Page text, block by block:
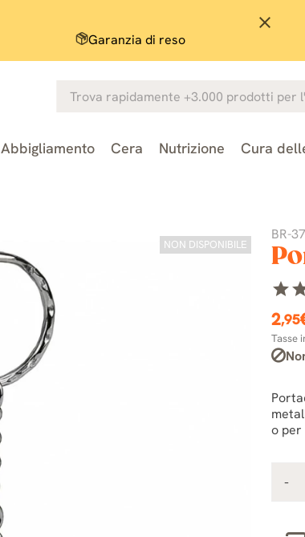
close
Garanzia di reso
Abbigliamento Cera Nutrizione Cura
BR-
star
NON DISPONIBILE
2,95
Tasse
o per